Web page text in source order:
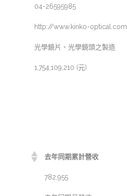
04-26595985
http://www.kinko-optical.com
光學鏡片、光學鏡頭之製造
1,754,109,210 (元)
去年同期累計營收
782,955